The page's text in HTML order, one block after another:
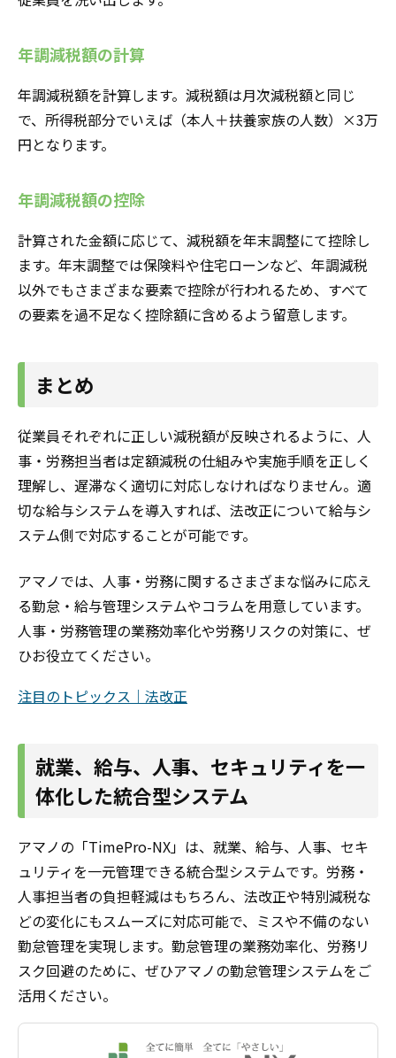
年調減税額の計算
年調減税額を計算します。減税額は月次減税額と同じ
で、所得税部分でいえば（本人＋扶養家族の人数）×3万
円となります。
年調減税額の控除
計算された金額に応じて、減税額を年末調整にて控除し
ます。年末調整では保険料や住宅ローンなど、年調減税
以外でもさまざまな要素で控除が行われるため、すべて
の要素を過不足なく控除額に含めるよう留意します。
まとめ
従業員それぞれに正しい減税額が反映されるように、人
事・労務担当者は定額減税の仕組みや実施手順を正しく
理解し、遅滞なく適切に対応しなければなりません。適
切な給与システムを導入すれば、法改正について給与シ
ステム側で対応することが可能です。
アマノでは、人事・労務に関するさまざまな悩みに応え
る勤怠・給与管理システムやコラムを用意しています。
人事・労務管理の業務効率化や労務リスクの対策に、ぜ
ひお役立てください。
注目のトピックス｜法改正
就業、給与、人事、セキュリティを一
体化した統合型システム
アマノの「TimePro-NX」は、就業、給与、人事、セキ
ュリティを一元管理できる統合型システムです。労務・
人事担当者の負担軽減はもちろん、法改正や特別減税な
どの変化にもスムーズに対応可能で、ミスや不備のない
勤怠管理を実現します。勤怠管理の業務効率化、労務リ
スク回避のために、ぜひアマノの勤怠管理システムをご
活用ください。